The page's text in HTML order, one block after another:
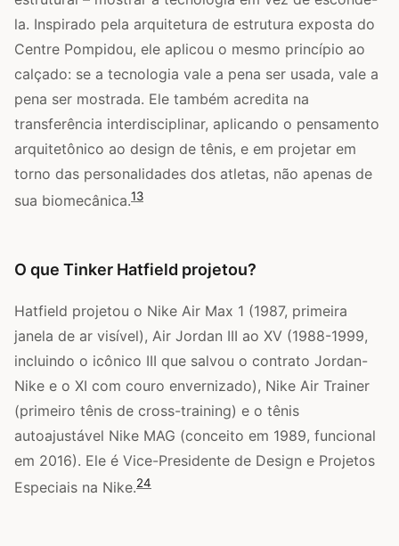
la. Inspirado pela arquitetura de estrutura exposta do
Centre Pompidou, ele aplicou o mesmo princípio ao
calçado: se a tecnologia vale a pena ser usada, vale a
pena ser mostrada. Ele também acredita na
transferência interdisciplinar, aplicando o pensamento
arquitetônico ao design de tênis, e em projetar em
torno das personalidades dos atletas, não apenas de
sua biomecânica.13
O que Tinker Hatfield projetou?
Hatfield projetou o Nike Air Max 1 (1987, primeira
janela de ar visível), Air Jordan III ao XV (1988-1999,
incluindo o icônico III que salvou o contrato Jordan-
Nike e o XI com couro envernizado), Nike Air Trainer
(primeiro tênis de cross-training) e o tênis
autoajustável Nike MAG (conceito em 1989, funcional
em 2016). Ele é Vice-Presidente de Design e Projetos
Especiais na Nike.24